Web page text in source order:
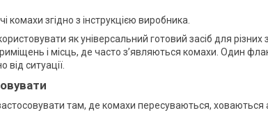
комахи згідно з інструкцією виробника.
як універсальний готовий засіб для різних
і місць, де часто з’являються комахи. Один
ситуації.
там, де комахи пересуваються,